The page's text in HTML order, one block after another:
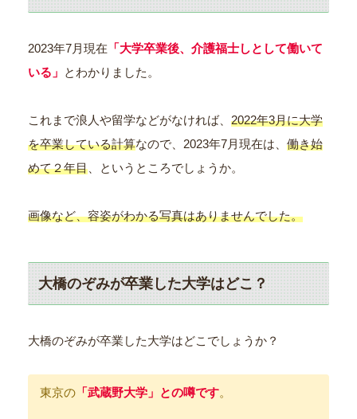
2023年7月現在 「大学卒業後、介護福士しとして働いて
いる」 とわかりました。
これまで浪人や留学などがなければ、 2022年3月に大学
を卒業している計算なので、2023年7月現在は、 働き始
めて２年目 、というところでしょうか。
画像など、容姿がわかる写真はありませんでした。
大橋のぞみが卒業した大学はどこ？
大橋のぞみが卒業した大学はどこでしょうか？
東京の 「武蔵野大学」との噂です。